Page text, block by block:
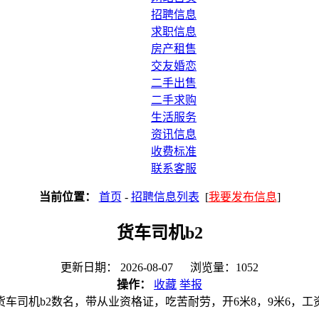
招聘信息
求职信息
房产租售
交友婚恋
二手出售
二手求购
生活服务
资讯信息
收费标准
联系客服
当前位置： 首页 - 招聘信息列表 [我要发布信息]
货车司机b2
更新日期： 2026-08-07 浏览量：1052
操作：
收藏 举报
车司机b2数名，带从业资格证，吃苦耐劳，开6米8，9米6，工